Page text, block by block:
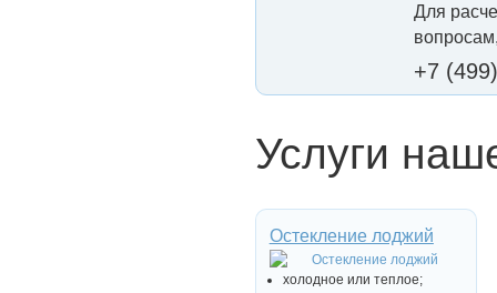
Для
+7
Услуги
Остекление лоджий
холодное или теплое;